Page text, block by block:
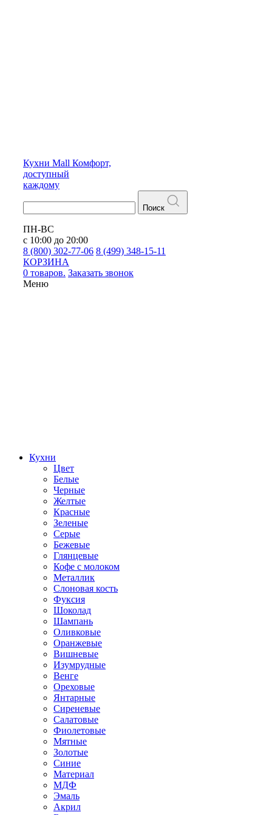
Кухни Mall Комфорт,
доступный
каждому
Поиск
ПН-ВС
с 10:00 до 20:00
8 (800) 302-77-06 8 (499) 348-15-11
КОРЗИНА
0 товаров. Заказать звонок
Меню
Кухни
Цвет
Белые
Черные
Желтые
Красные
Зеленые
Серые
Бежевые
Глянцевые
Кофе с молоком
Металлик
Слоновая кость
Фуксия
Шоколад
Шампань
Оливковые
Оранжевые
Вишневые
Изумрудные
Венге
Ореховые
Янтарные
Сиреневые
Салатовые
Фиолетовые
Мятные
Золотые
Синие
Материал
МДФ
Эмаль
Акрил